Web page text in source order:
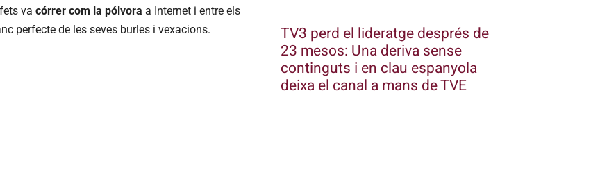
va córrer com la pólvora a Internet i entre els
perfecte de les seves burles i vexacions.
TV3 perd el lideratge després de
23 mesos: Una deriva sense
continguts i en clau espanyola
deixa el canal a mans de TVE